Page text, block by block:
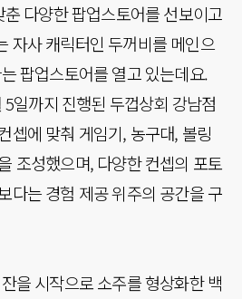
춘 다양한 팝업스토어를 선보이고
자사 캐릭터인 두꺼비를 메인으
팝업스토어를 열고 있는데요.
일까지 진행된 두껍상회 강남점
셉에 맞춰 게임기, 농구대, 볼링
조성했으며, 다양한 컨셉의 포토
다는 경험 제공 위주의 공간을 구
을 시작으로 소주를 형상화한 백